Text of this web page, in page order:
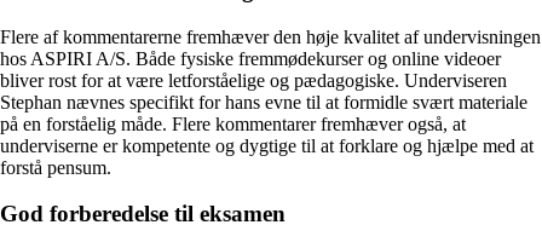
Flere af kommentarerne fremhæver den høje kvalitet af undervisningen
hos ASPIRI A/S. Både fysiske fremmødekurser og online videoer
bliver rost for at være letforståelige og pædagogiske. Underviseren
Stephan nævnes specifikt for hans evne til at formidle svært materiale
på en forståelig måde. Flere kommentarer fremhæver også, at
underviserne er kompetente og dygtige til at forklare og hjælpe med at
forstå pensum.
God forberedelse til eksamen